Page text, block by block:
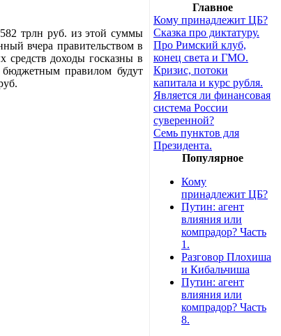
трлн руб. из этой суммы
вчера правительством в
средств доходы госказны в
правилом будут
Главное
Кому принадлежит ЦБ?
Сказка про диктатуру.
Про Римский клуб,
конец света и ГМО.
Кризис, потоки
капитала и курс рубля.
Является ли финансовая
система России
суверенной?
Семь пунктов для
Президента.
Популярное
Кому
принадлежит ЦБ?
Путин: агент
влияния или
компрадор? Часть
1.
Разговор Плохиша
и Кибальчиша
Путин: агент
влияния или
компрадор? Часть
8.